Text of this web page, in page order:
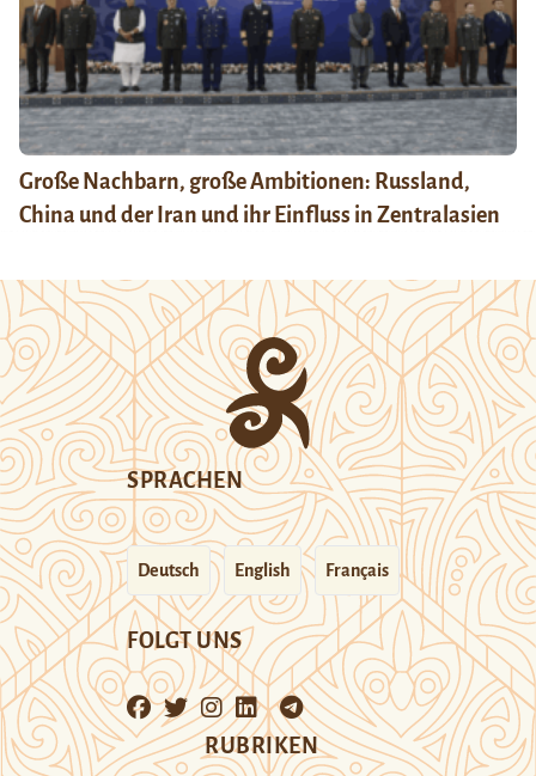
Große Nachbarn, große Ambitionen: Russland,
China und der Iran und ihr Einfluss in Zentralasien
SPRACHEN
Deutsch English Français
FOLGT UNS
RUBRIKEN